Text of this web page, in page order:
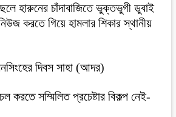
হারুনের চাঁদাবাজিতে ভুক্তভুগী ডুবাই
করতে গিয়ে হামলার শিকার স্থানীয়
দিবস সাহা (আদর)
করতে সম্মিলিত প্রচেষ্টার বিকল্প নেই-